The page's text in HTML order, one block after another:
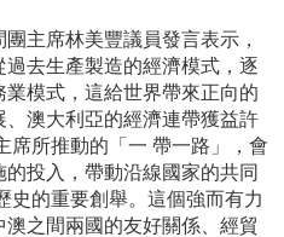
席林美豐議員發言表示，
去生產製造的經濟模式，逐
模式，這給世界帶來正向的
澳大利亞的經濟連帶獲益許
席所推動的「一 帶一路」，會
投入，帶動沿線國家的共同
史的重要創舉。這個強而有力
之間兩國的友好關係、經貿